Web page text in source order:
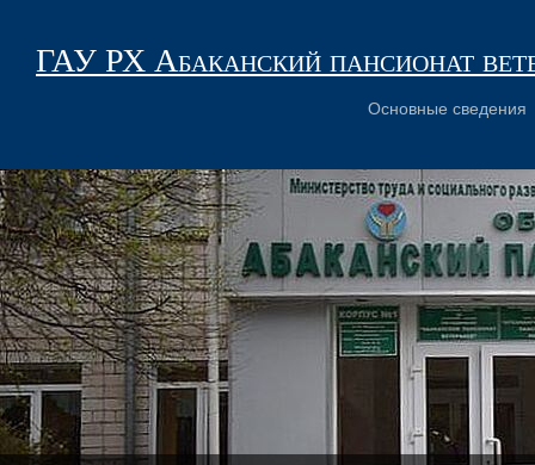
ГАУ РХ Абаканский пансионат
Основные сведения